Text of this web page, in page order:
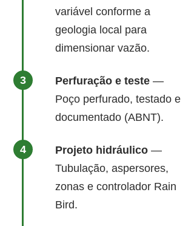
variável conforme a
geologia local para
dimensionar vazão.
Perfuração e teste —
Poço perfurado, testado e
documentado (ABNT).
Projeto hidráulico —
Tubulação, aspersores,
zonas e controlador Rain
Bird.